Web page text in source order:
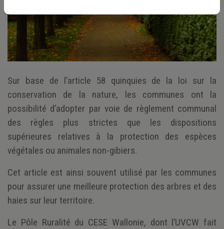
Sur base de l’article 58 quinquies de la loi sur la
conservation de la nature, les communes ont la
possibilité d’adopter par voie de règlement communal
des règles plus strictes que les dispositions
supérieures relatives à la protection des espèces
végétales ou animales non-gibiers.
Cet article est ainsi souvent utilisé par les communes
pour assurer une meilleure protection des arbres et des
haies sur leur territoire.
Le Pôle Ruralité du CESE Wallonie, dont l’UVCW fait